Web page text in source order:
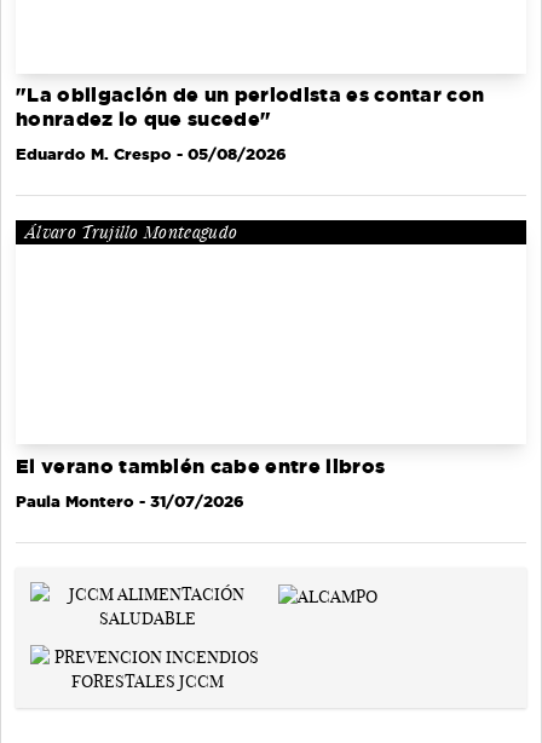
"La obligación de un periodista es contar con
honradez lo que sucede"
Eduardo M. Crespo - 05/08/2026
Álvaro Trujillo Monteagudo
El verano también cabe entre libros
Paula Montero - 31/07/2026